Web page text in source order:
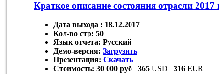
Краткое описание состояния отрасли 2017
Дата выхода : 18.12.2017
Кол-во стр: 50
Язык отчета: Русский
Демо-версия: Загрузить
Презентация: Скачать
Стоимость: 30 000 руб 365 USD 316 EUR